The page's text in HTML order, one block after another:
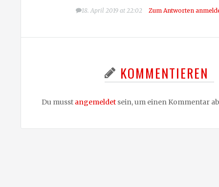
18. April 2019 at 22:02 Zum Antworten
KOMMENTIEREN
Du musst angemeldet sein, um einen Kommentar